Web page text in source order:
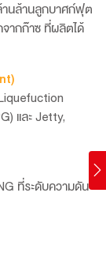
นล้านลูกบาศก์ฟุต
ากก๊าซ ที่ผลิตได้
และ Jetty,
ที่ระดับความดัน